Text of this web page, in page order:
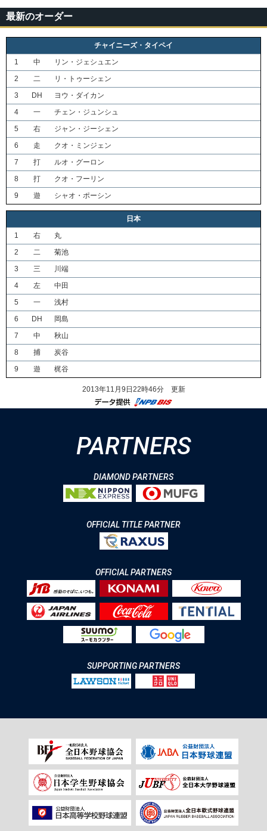
最新のオーダー
チャイニーズ・タイペイ
1
中
リン・ジェシュエン
2
二
リ・トゥーシェン
3
DH
ヨウ・ダイカン
4
一
チェン・ジュンシュ
5
右
ジャン・ジーシェン
6
走
クオ・ミンジェン
7
打
ルオ・グーロン
8
打
クオ・フーリン
9
遊 シャオ・ポーシン
日本
1
右
丸
2
二
菊池
3
三
川端
4
左
中田
5
一
浅村
6
DH
岡島
7
中
秋山
8
捕
炭谷
9
遊 梶谷
2013年11月9日22時46分 更新
PARTNERS
DIAMOND PARTNERS
OFFICIAL TITLE PARTNER
OFFICIAL PARTNERS
SUPPORTING PARTNERS